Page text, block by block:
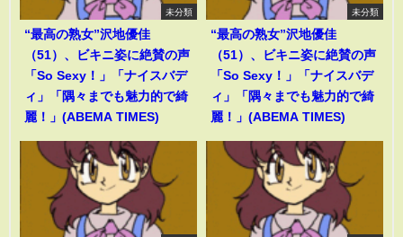
未分類
“最高の熟女”沢地優佳
（51）、ビキニ姿に絶賛の声
「So Sexy！」「ナイスバデ
ィ」「隅々までも魅力的で綺
麗！」(ABEMA TIMES)
未分類
“最高の熟女”沢地優佳
（51）、ビキニ姿に絶賛の声
「So Sexy！」「ナイスバデ
ィ」「隅々までも魅力的で綺
麗！」(ABEMA TIMES)